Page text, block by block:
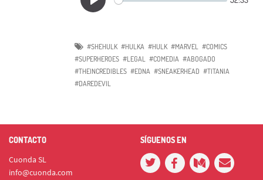
#SHEHULK #HULKA #HULK #MARVEL #COMICS
#SUPERHEROES #LEGAL #COMEDIA #ABOGADO
#THEINCREDIBLES #EDNA #SNEAKERHEAD #TITANIA
#DAREDEVIL
CONTACTO
Cuonda SL
info@cuonda.com
SÍGUENOS EN